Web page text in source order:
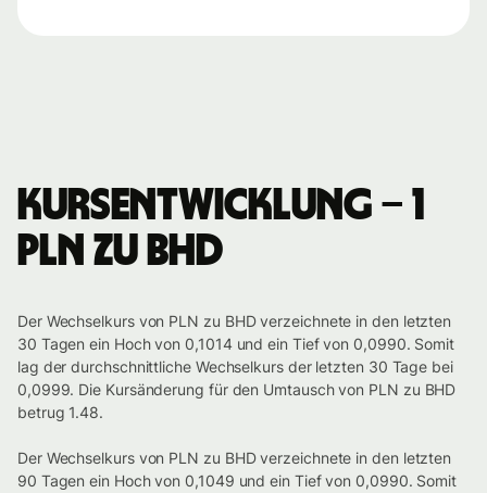
Kursentwicklung – 1
PLN zu BHD
Der Wechselkurs von PLN zu BHD verzeichnete in den letzten
30 Tagen ein Hoch von 0,1014 und ein Tief von 0,0990. Somit
lag der durchschnittliche Wechselkurs der letzten 30 Tage bei
0,0999. Die Kursänderung für den Umtausch von PLN zu BHD
betrug 1.48.
Der Wechselkurs von PLN zu BHD verzeichnete in den letzten
90 Tagen ein Hoch von 0,1049 und ein Tief von 0,0990. Somit